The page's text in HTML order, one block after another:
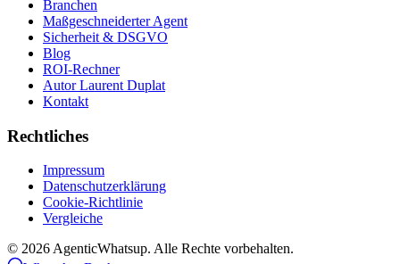
Branchen
Maßgeschneiderter Agent
Sicherheit & DSGVO
Blog
ROI-Rechner
Autor Laurent Duplat
Kontakt
Rechtliches
Impressum
Datenschutzerklärung
Cookie-Richtlinie
Vergleiche
© 2026 AgenticWhatsup. Alle Rechte vorbehalten.